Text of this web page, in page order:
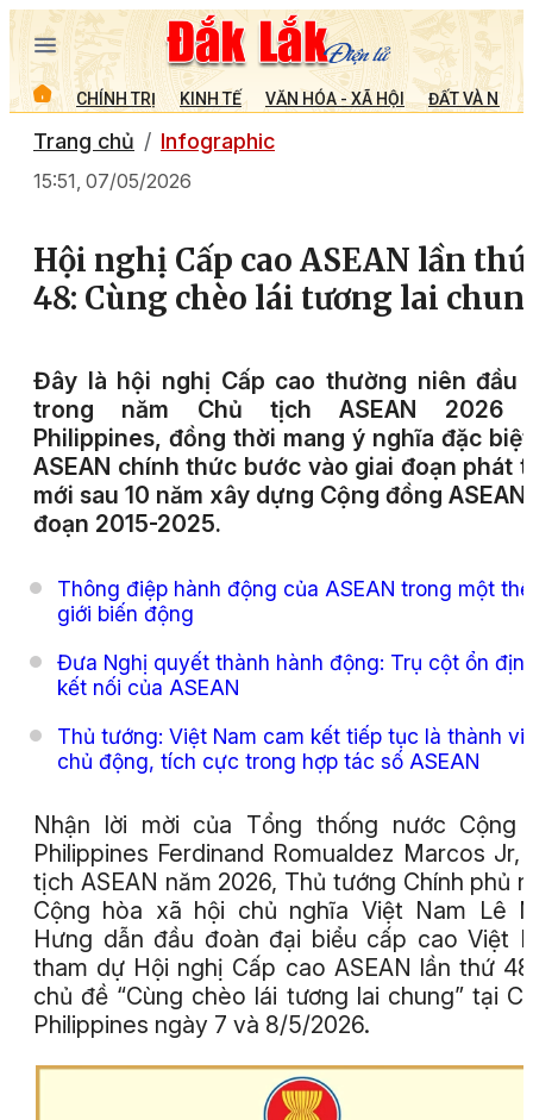
CHÍNH TRỊ KINH TẾ VĂN HÓA - XÃ HỘI ĐẤT VÀ
Trang chủ Infographic
15:51, 07/05/2026
Hội nghị Cấp cao ASEAN lần thứ
48: Cùng chèo lái tương lai
Đây là hội nghị Cấp cao thường niên đầu
trong năm Chủ tịch ASEAN 2026
Philippines, đồng thời mang ý nghĩa đặc
ASEAN chính thức bước vào giai đoạn phát
mới sau 10 năm xây dựng Cộng đồng ASEAN
đoạn 2015-2025.
Thông điệp hành động của ASEAN trong một thế
giới biến động
Đưa Nghị quyết thành hành động: Trụ cột ổn
kết nối của ASEAN
Thủ tướng: Việt Nam cam kết tiếp tục là thành
chủ động, tích cực trong hợp tác số ASEAN
Nhận lời mời của Tổng thống nước Cộng
Philippines Ferdinand Romualdez Marcos Jr,
tịch ASEAN năm 2026, Thủ tướng Chính phủ
Cộng hòa xã hội chủ nghĩa Việt Nam Lê
Hưng dẫn đầu đoàn đại biểu cấp cao Việt
tham dự Hội nghị Cấp cao ASEAN lần thứ
chủ đề “Cùng chèo lái tương lai chung” tại
Philippines ngày 7 và 8/5/2026.